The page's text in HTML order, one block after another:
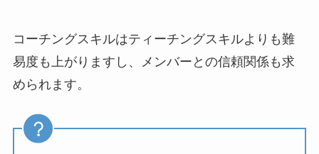
コーチングスキルはティーチングスキルよりも難
易度も上がりますし、メンバーとの信頼関係も求
められます。